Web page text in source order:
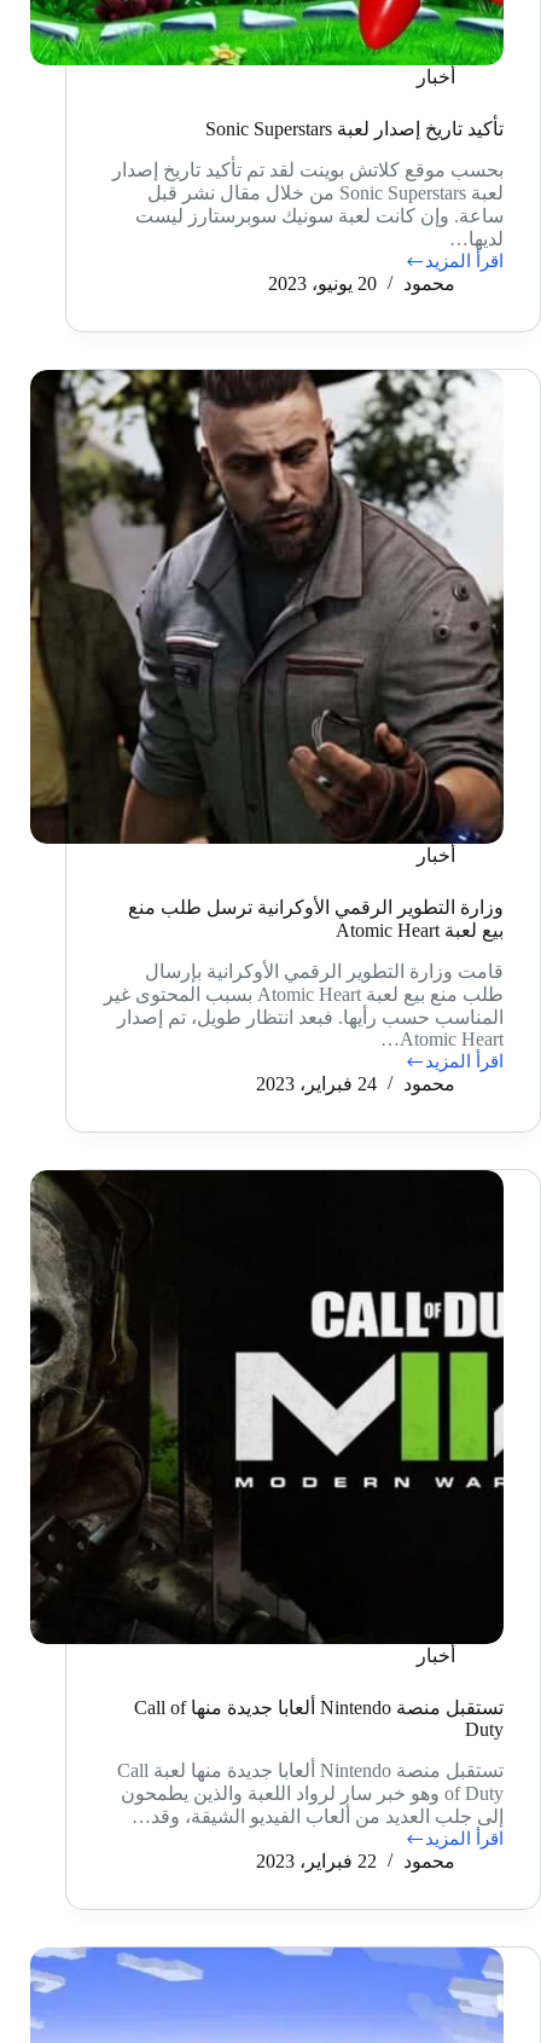
أخبار
تأكيد تاريخ إصدار لعبة Sonic Superstars
بحسب موقع كلاتش بوينت لقد تم تأكيد تاريخ إصدار
لعبة Sonic Superstars من خلال مقال نشر قبل
ساعة. وإن كانت لعبة سونيك سوبرستارز ليست
لديها…
اقرأ المزيد
تأكيد
لعبة
Superstars
محمود 20 يونيو، 2023
أخبار
وزارة التطوير الرقمي الأوكرانية ترسل طلب منع
بيع لعبة Atomic Heart
قامت وزارة التطوير الرقمي الأوكرانية بإرسال
طلب منع بيع لعبة Atomic Heart بسبب المحتوى غير
المناسب حسب رأيها. فبعد انتظار طويل، تم إصدار
Atomic Heart…
اقرأ المزيد
وزارة
التطوير
الأوكرانية
طلب
محمود 24 فبراير، 2023
أخبار
تستقبل منصة Nintendo ألعابا جديدة منها Call of
Duty
تستقبل منصة Nintendo ألعابا جديدة منها لعبة Call
of Duty وهو خبر سار لرواد اللعبة والذين يطمحون
إلى جلب العديد من ألعاب الفيديو الشيقة، وقد…
اقرأ المزيد
تستقبل
ألعابا
منها
Call
of
Duty
محمود 22 فبراير، 2023